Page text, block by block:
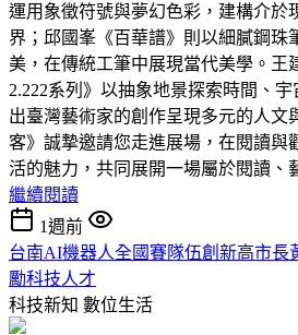
運用象徵符號與夢幻色彩，建構介於
界；邱國峯《百華譜》則以細膩鋼珠
美，在傳統工筆中展現當代美學。王
2.222系列》以抽象地景探索時間、
出臺灣藝術家的創作呈現多元的人文
客》誠摯邀請您走進展場，在閱讀與
活的魅力，共同展開一場屬於閱讀、
繼續閱讀
1週前
台南AI機器人全國賽隊伍創新高市長
勵科技人才
科技新知 數位生活